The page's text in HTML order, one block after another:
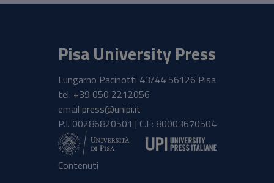
Pisa University Press
Lungarno Pacinotti 43/44 56126 Pisa
tel. +39 050 2212056
email press@unipi.it
P.I. 00286820501 | C.F: 80003670504
Contenuti